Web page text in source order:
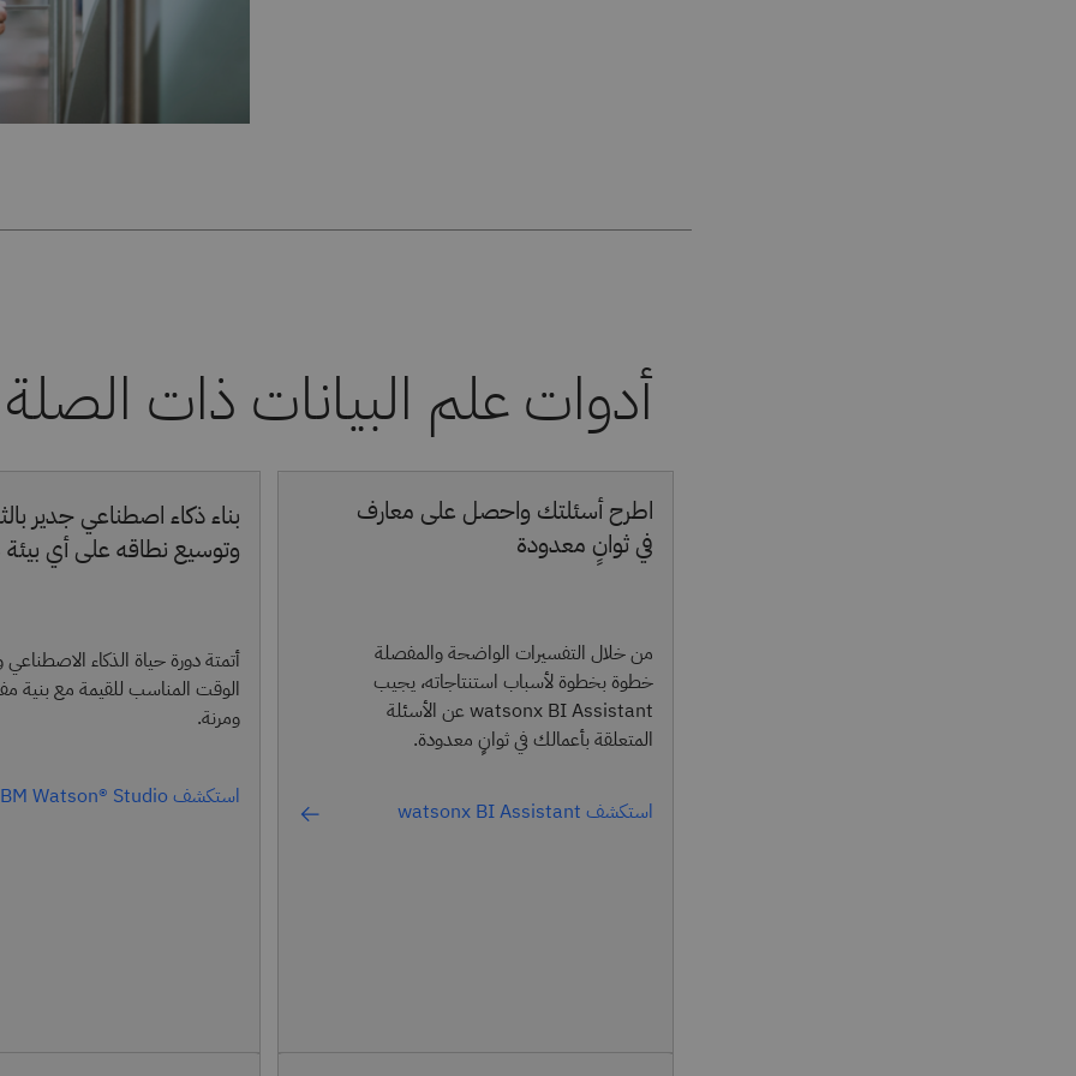
اطرح أسئلتك واحصل على معارف
في ثوانٍ معدودة
من خلال التفسيرات الواضحة والمفصلة
خطوة بخطوة لأسباب استنتاجاته، يجيب
watsonx BI Assistant عن الأسئلة
المتعلقة بأعمالك في ثوانٍ معدودة.
استكشف watsonx BI Assistant
بناء ذكاء اصطناعي جدير
وتوسيع نطاقه على أي
أتمتة دورة حياة الذكاء
الوقت المناسب للقيمة مع بنية
ومرنة.
استكشف IBM Watson® Studio